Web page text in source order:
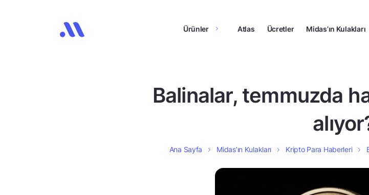
Ürünler Atlas Ücretler Midas’ın Kulakları
Balinalar, temmuzda
Ana Sayfa Midas’ın Kulakları Kripto Para Haberleri